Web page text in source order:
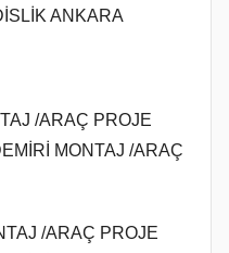
ANKARA
/ARAÇ PROJE
MONTAJ /ARAÇ
/ARAÇ PROJE